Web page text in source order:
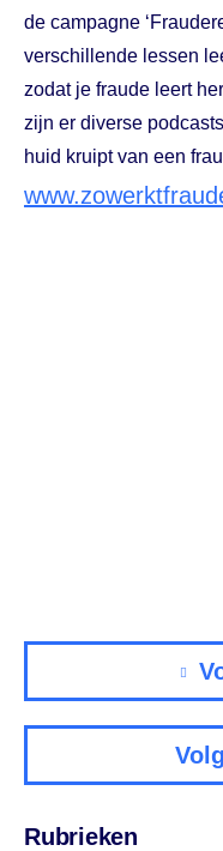
de campagne
verschillende lessen
zodat je fraude leert
zijn er diverse
huid kruipt van een
Rubrieken